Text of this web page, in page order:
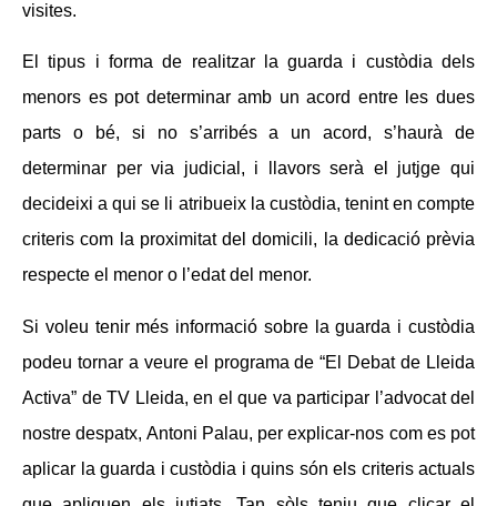
visites.
El tipus i forma de realitzar la guarda i custòdia dels
menors es pot determinar amb un acord entre les dues
parts o bé, si no s’arribés a un acord, s’haurà de
determinar per via judicial, i llavors serà el jutjge qui
decideixi a qui se li atribueix la custòdia, tenint en compte
criteris com la proximitat del domicili, la dedicació prèvia
respecte el menor o l’edat del menor.
Si voleu tenir més informació sobre la guarda i custòdia
podeu tornar a veure el programa de “El Debat de Lleida
Activa” de TV Lleida, en el que va participar l’advocat del
nostre despatx, Antoni Palau, per explicar-nos com es pot
aplicar la guarda i custòdia i quins són els criteris actuals